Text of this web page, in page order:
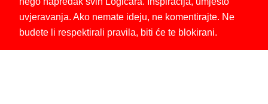
uvjeravanja. Ako nemate ideju, ne komentirajte. Ne
budete li respektirali pravila, biti će te blokirani.